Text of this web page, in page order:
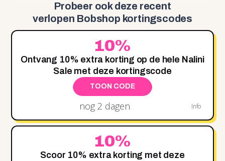
Probeer ook deze recent
verlopen Bobshop kortingscodes
10%
Ontvang 10% extra korting op de hele Nalini
Sale met deze kortingscode
TOON CODE
nog 2 dagen Info
10%
Scoor 10% extra korting met deze